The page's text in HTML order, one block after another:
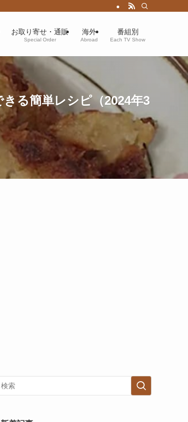
お取り寄せ・通販
Special Order
海外
Abroad
番組別
Each TV Show
る簡単レシピ（2024年3